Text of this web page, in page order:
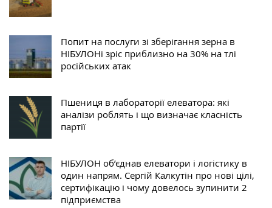
Попит на послуги зі зберігання зерна в
НІБУЛОНі зріс приблизно на 30% на тлі
російських атак
Пшениця в лабораторії елеватора: які
аналізи роблять і що визначає класність
партії
НІБУЛОН об’єднав елеватори і логістику в
один напрям. Сергій Калкутін про нові цілі,
сертифікацію і чому довелось зупинити 2
підприємства